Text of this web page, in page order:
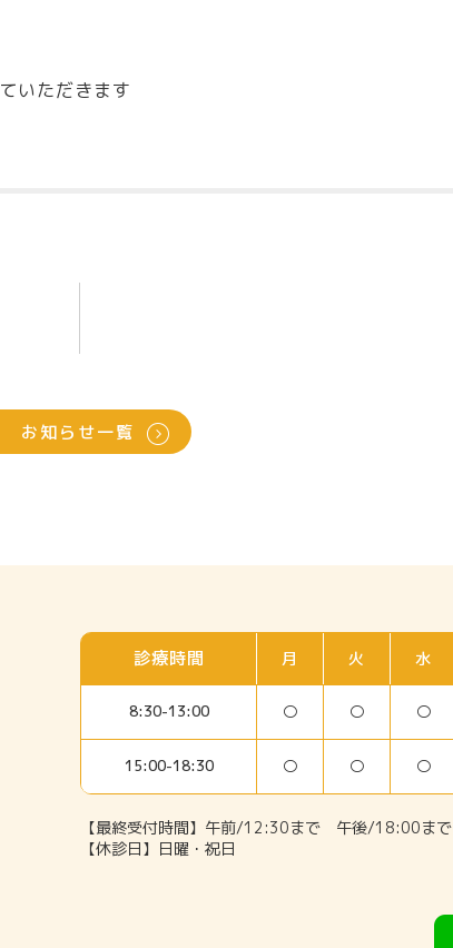
いただきます
お知らせ一覧
診療時間 月 火 水
8:30-13:00 ○ ○ ○
15:00-18:30 ○ ○ ○
【最終受付時間】午前/12:30まで 午後/18:00まで
【休診日】日曜・祝日